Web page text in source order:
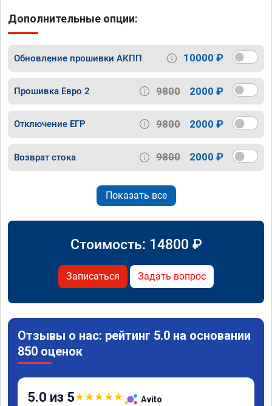
Дополнительные опции:
Обновление прошивки АКПП 10000 ₽
Прошивка Евро 2 9800 2000 ₽
Отключение ЕГР 9800 2000 ₽
Возврат стока 9800 2000 ₽
Показать все
Стоимость: 14800 ₽
Записаться Задать вопрос
Отзывы о нас: рейтинг 5.0 на основании
850 оценок
5.0 из 5★★★★★ Avito